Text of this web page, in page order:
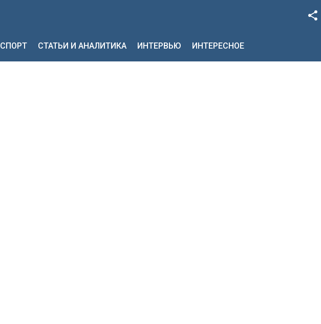
Google+
СПОРТ СТАТЬИ И АНАЛИТИКА ИНТЕРВЬЮ ИНТЕРЕСНОЕ